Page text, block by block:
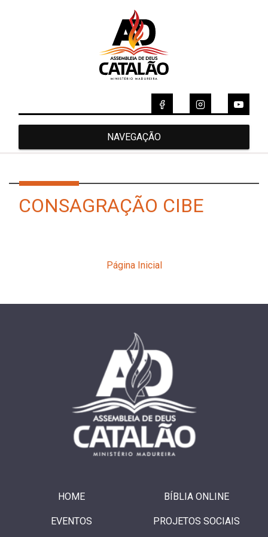
NAVEGAÇÃO
CONSAGRAÇÃO CIBE
Página Inicial
HOME BÍBLIA ONLINE
EVENTOS PROJETOS SOCIAIS